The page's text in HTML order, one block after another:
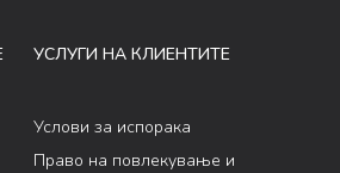
УСЛУГИ НА КЛИЕНТИТЕ
Услови за испорака
Право на повлекување и